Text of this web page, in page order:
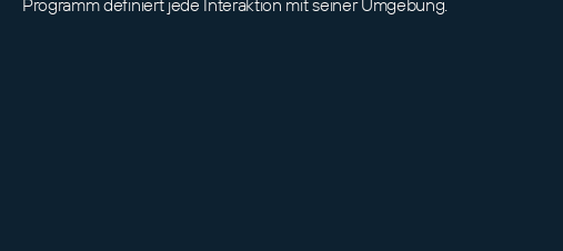
Programm definiert jede Interaktion mit seiner Umgebung.